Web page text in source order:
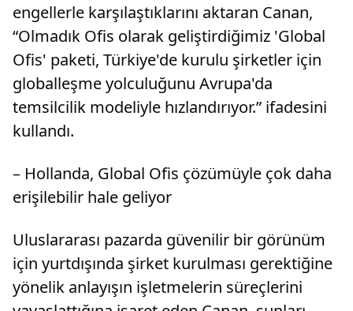
engellerle karşılaştıklarını aktaran Canan,
“Olmadık Ofis olarak geliştirdiğimiz 'Global
Ofis' paketi, Türkiye'de kurulu şirketler için
globalleşme yolculuğunu Avrupa'da
temsilcilik modeliyle hızlandırıyor.” ifadesini
kullandı.
– Hollanda, Global Ofis çözümüyle çok daha
erişilebilir hale geliyor
Uluslararası pazarda güvenilir bir görünüm
için yurtdışında şirket kurulması gerektiğine
yönelik anlayışın işletmelerin süreçlerini